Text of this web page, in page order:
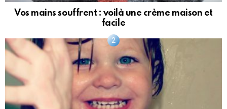
Vos mains souffrent : voilà une crème maison et
facile